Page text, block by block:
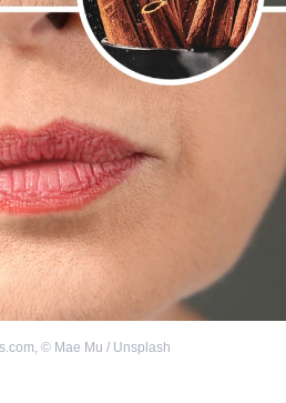
, © Mae Mu / Unsplash